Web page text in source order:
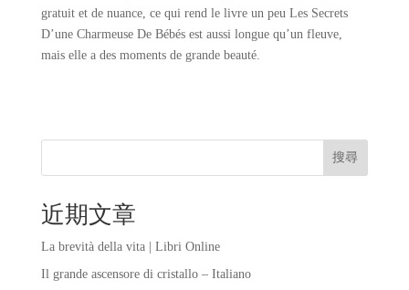
gratuit et de nuance, ce qui rend le livre un peu Les Secrets
D’une Charmeuse De Bébés est aussi longue qu’un fleuve,
mais elle a des moments de grande beauté.
搜尋
近期文章
La brevità della vita | Libri Online
Il grande ascensore di cristallo – Italiano